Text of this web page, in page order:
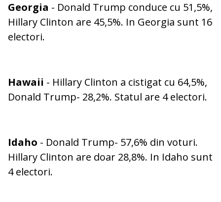
Georgia - Donald Trump conduce cu 51,5%,
Hillary Clinton are 45,5%. In Georgia sunt 16
electori.
Hawaii - Hillary Clinton a cistigat cu 64,5%,
Donald Trump- 28,2%. Statul are 4 electori.
Idaho - Donald Trump- 57,6% din voturi.
Hillary Clinton are doar 28,8%. In Idaho sunt
4 electori.